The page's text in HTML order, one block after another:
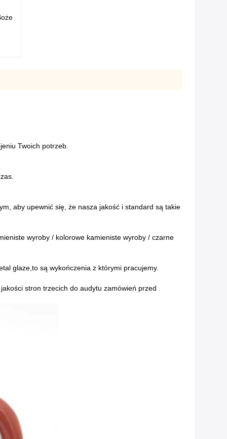
Twoich potrzeb.
aby upewnić się, że nasza jakość i standard są takie
wyroby / kolorowe kamieniste wyroby / czarne
glaze,to są wykończenia z którymi pracujemy.
stron trzecich do audytu zamówień przed